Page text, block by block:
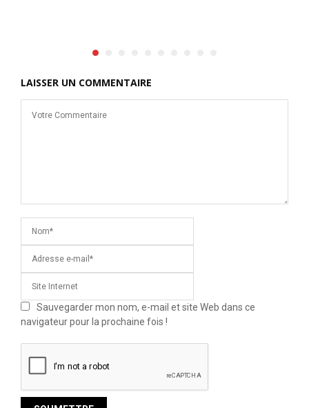
LAISSER UN COMMENTAIRE
Sauvegarder mon nom, e-mail et site Web dans ce
navigateur pour la prochaine fois !